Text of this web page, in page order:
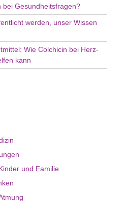
Gesundheitsfragen?
werden, unser Wissen
Wie Colchicin bei Herz-
kann
und Familie